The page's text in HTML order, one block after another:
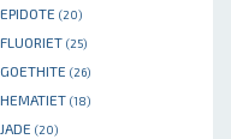
EPIDOTE (20)
FLUORIET (25)
GOETHITE (26)
HEMATIET (18)
JADE (20)